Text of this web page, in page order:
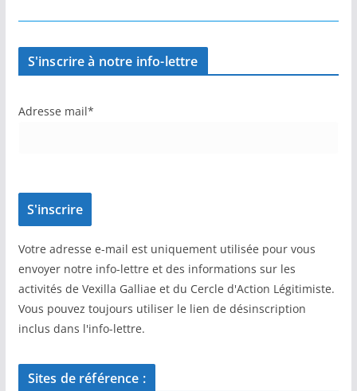
S'inscrire à notre info-lettre
Adresse mail*
Votre adresse e-mail est uniquement utilisée pour vous
envoyer notre info-lettre et des informations sur les
activités de Vexilla Galliae et du Cercle d'Action Légitimiste.
Vous pouvez toujours utiliser le lien de désinscription
inclus dans l'info-lettre.
Sites de référence :